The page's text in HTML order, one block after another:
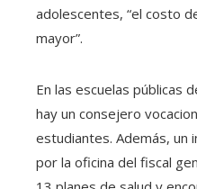
adolescentes, “el costo
mayor”.
En las escuelas públicas
hay un consejero
estudiantes. Además, un
por la oficina del fiscal